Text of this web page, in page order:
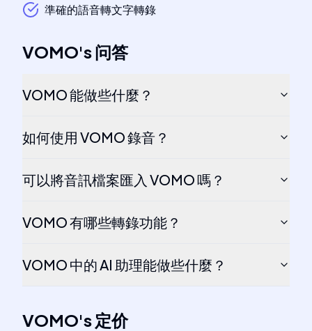
準確的語音轉文字轉錄
VOMO's问答
VOMO 能做些什麼？
如何使用 VOMO 錄音？
可以將音訊檔案匯入 VOMO 嗎？
VOMO 有哪些轉錄功能？
VOMO 中的 AI 助理能做些什麼？
VOMO's 定价